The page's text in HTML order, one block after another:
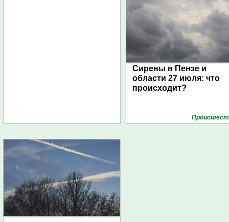
Сирены в Пензе и
области 27 июля: что
происходит?